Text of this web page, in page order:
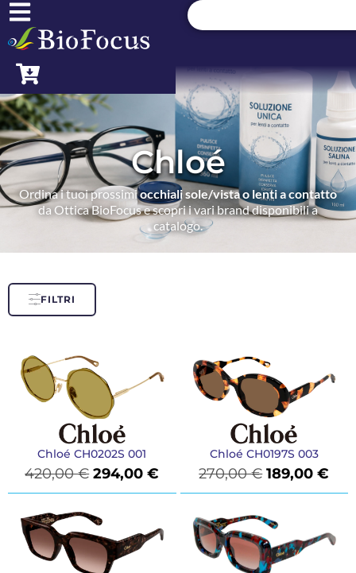
Chloé
Ordina i tuoi prossimiocchiali sole/vista o lenti a contatto
da Ottica BioFocus e scopri i vari brand disponibili a
catalogo.
FILTRI
Chloé CH0202S 001
420,00€ 294,00€
Chloé CH0197S 003
270,00€ 189,00€